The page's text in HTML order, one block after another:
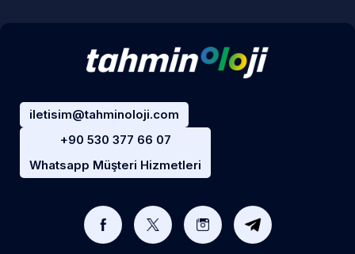
iletisim@tahminoloji.com
+90 530 377 66 07
Whatsapp Müşteri Hizmetleri